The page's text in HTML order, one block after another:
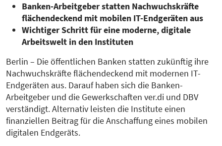
Banken-Arbeitgeber statten Nachwuchskräfte
flächendeckend mit mobilen IT-Endgeräten aus
Wichtiger Schritt für eine moderne, digitale
Arbeitswelt in den Instituten
Berlin – Die öffentlichen Banken statten zukünftig ihre
Nachwuchskräfte flächendeckend mit modernen IT-
Endgeräten aus. Darauf haben sich die Banken-
Arbeitgeber und die Gewerkschaften ver.di und DBV
verständigt. Alternativ leisten die Institute einen
finanziellen Beitrag für die Anschaffung eines mobilen
digitalen Endgeräts.